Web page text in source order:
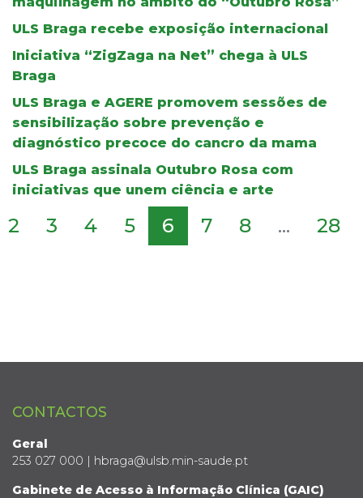
ULS Braga recebe exposição internacional
Iniciativa “ZigZaga na Net” chega à ULS
Braga
ULS Braga e AGERE promovem sessões de
sensibilização sobre prevenção e
diagnóstico precoce do cancro da mama
ULS Braga assinala Outubro Rosa com
iniciativas que unem ciência e arte
2 3 4 5 6 7 8 ... 28
CONTACTOS
Geral
253 027 000 | hbraga@ulsb.min-saude.pt
Gabinete de Acesso à Informação Clínica (GAIC)